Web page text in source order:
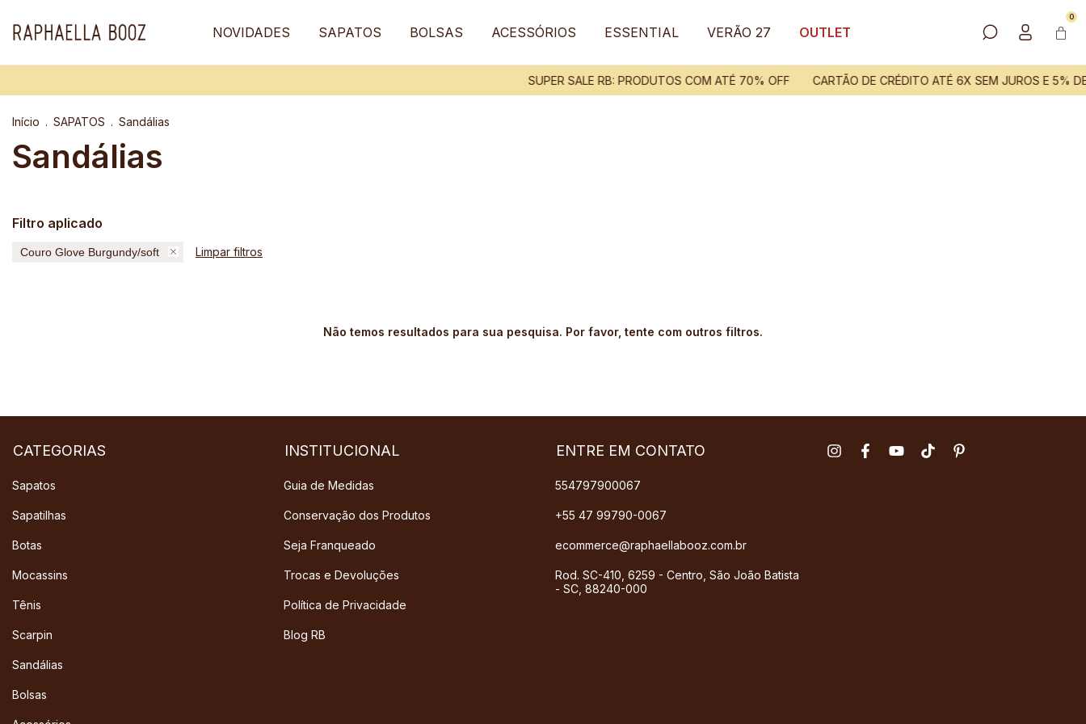
NOVIDADES SAPATOS BOLSAS ACESSÓRIOS ESSENTIAL VERÃO 27 OUTLET
0
SUPER SALE RB: PRODUTOS COM ATÉ 70% OFF CARTÃO DE CRÉDITO ATÉ 6X SEM JUROS E 5%
Início . SAPATOS . Sandálias
Sandálias
Filtro aplicado
Couro Glove Burgundy/soft Limpar filtros
Não temos resultados para sua pesquisa. Por favor, tente com outros filtros.
CATEGORIAS
Sapatos
Sapatilhas
Botas
Mocassins
Tênis
Scarpin
Sandálias
Bolsas
INSTITUCIONAL
Guia de Medidas
Conservação dos Produtos
Seja Franqueado
Trocas e Devoluções
Política de Privacidade
Blog RB
ENTRE EM CONTATO
554797900067
+55 47 99790-0067
ecommerce@raphaellabooz.com.br
Rod. SC-410, 6259 - Centro, São João Batista
- SC, 88240-000